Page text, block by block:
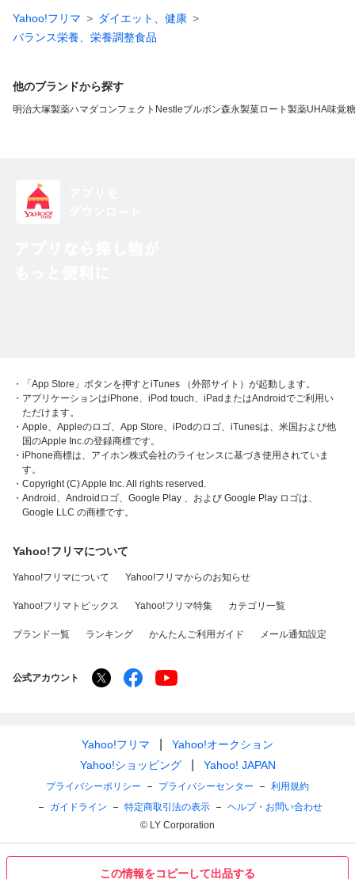
この情報をコピーして出品する
Yahoo!フリマ
ダイエット、健康
バランス栄養、栄養調整食品
他のブランドから探す
明治大塚製薬ハマダコンフェクト Nestleブルボン森永製菓ロート製薬UHA味覚糖
・「App Store」ボタンを押すとiTunes （外部サイト）が起動します。
・アプリケーションはiPhone、iPod touch、iPadまたはAndroidでご利用い
ただけます。
・Apple、Appleのロゴ、App Store、iPodのロゴ、iTunesは、米国および他
国のApple Inc.の登録商標です。
・iPhone商標は、アイホン株式会社のライセンスに基づき使用されていま
す。
・Copyright (C) Apple Inc. All rights reserved.
・Android、Androidロゴ、Google Play 、および Google Play ロゴは、
Google LLC の商標です。
Yahoo!フリマについて
Yahoo!フリマについて Yahoo!フリマからのお知らせ
Yahoo!フリマトピックス Yahoo!フリマ特集 カテゴリ一覧
ブランド一覧 ランキング かんたんご利用ガイド メール通知設定
公式アカウント
Yahoo!フリマ
Yahoo!オークション
Yahoo!ショッピング
Yahoo! JAPAN
プライバシーポリシー プライバシーセンター
利用規約
ガイドライン
特定商取引法の表示
ヘルプ・お問い合わせ
© LY Corporation